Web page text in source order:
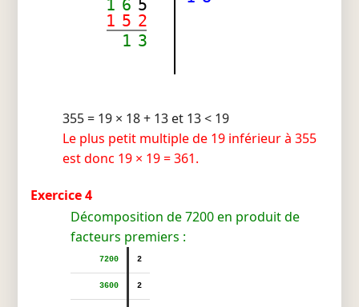
5
6
1
2
5
1
3
1
355 = 19 × 18 + 13 et 13 < 19
Le plus petit multiple de 19 inférieur à 355
est donc 19 × 19 = 361.
Exercice 4
Décomposition de 7200 en produit de
facteurs premiers :
7200 2
3600 2